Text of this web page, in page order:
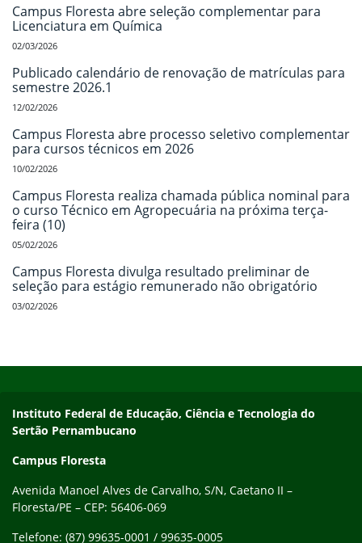
Campus Floresta abre seleção complementar para
Licenciatura em Química
02/03/2026
Publicado calendário de renovação de matrículas para
semestre 2026.1
12/02/2026
Campus Floresta abre processo seletivo complementar
para cursos técnicos em 2026
10/02/2026
Campus Floresta realiza chamada pública nominal para
o curso Técnico em Agropecuária na próxima terça-
feira (10)
05/02/2026
Campus Floresta divulga resultado preliminar de
seleção para estágio remunerado não obrigatório
03/02/2026
Endereço
Instituto Federal de Educação, Ciência e Tecnologia do
Sertão Pernambucano
Campus Floresta
Avenida Manoel Alves de Carvalho, S/N, Caetano II –
Floresta/PE – CEP: 56406-069
Telefone: (87) 99635-0001 / 99635-0005